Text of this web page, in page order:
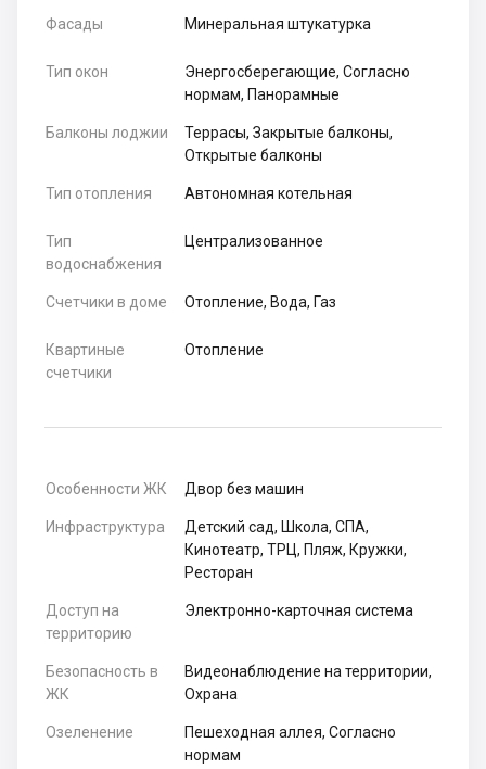
Фасады Минеральная штукатурка
Тип окон
Энергосберегающие, Согласно
нормам, Панорамные
Балконы лоджии
Террасы, Закрытые балконы,
Открытые балконы
Тип отопления Автономная котельная
Тип
водоснабжения
Централизованное
Счетчики в доме Отопление, Вода, Газ
Квартиные
счетчики
Отопление
Особенности ЖК Двор без машин
Инфраструктура
Детский сад, Школа, СПА,
Кинотеатр, ТРЦ, Пляж, Кружки,
Ресторан
Доступ на
территорию
Электронно-карточная система
Безопасность в
ЖК
Видеонаблюдение на территории,
Охрана
Озеленение
Пешеходная аллея, Согласно
нормам